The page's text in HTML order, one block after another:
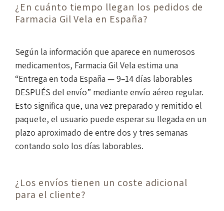
¿En cuánto tiempo llegan los pedidos de
Farmacia Gil Vela en España?
Según la información que aparece en numerosos
medicamentos, Farmacia Gil Vela estima una
“Entrega en toda España — 9–14 días laborables
DESPUÉS del envío” mediante envío aéreo regular.
Esto significa que, una vez preparado y remitido el
paquete, el usuario puede esperar su llegada en un
plazo aproximado de entre dos y tres semanas
contando solo los días laborables.
¿Los envíos tienen un coste adicional
para el cliente?